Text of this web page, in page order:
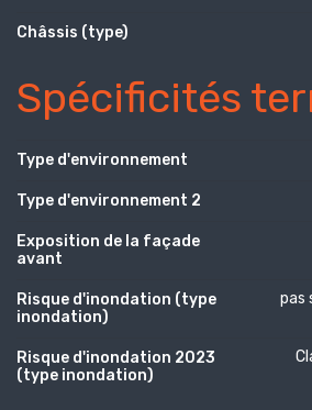
Châssis (type)
Spécificités
Type d'environnement
Type d'environnement 2
Exposition de la façade
avant
Risque d'inondation (type
inondation)
pas
Risque d'inondation 2023
(type inondation)